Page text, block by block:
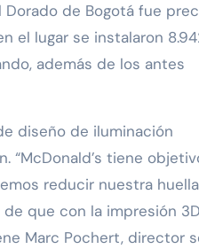
de Bogotá fue
el lugar se instalaron
además de los antes
diseño de iluminación
“McDonald’s tiene
reducir nuestra
que con la impresión 3D
Marc Pochert, director